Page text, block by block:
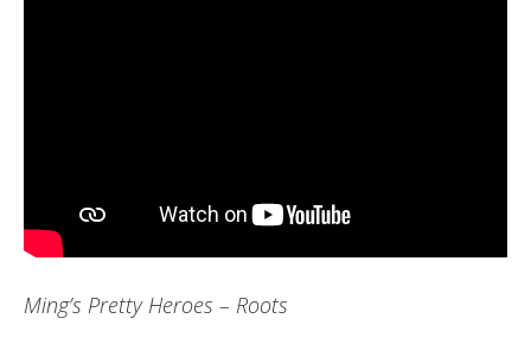
Ming’s Pretty Heroes – Roots